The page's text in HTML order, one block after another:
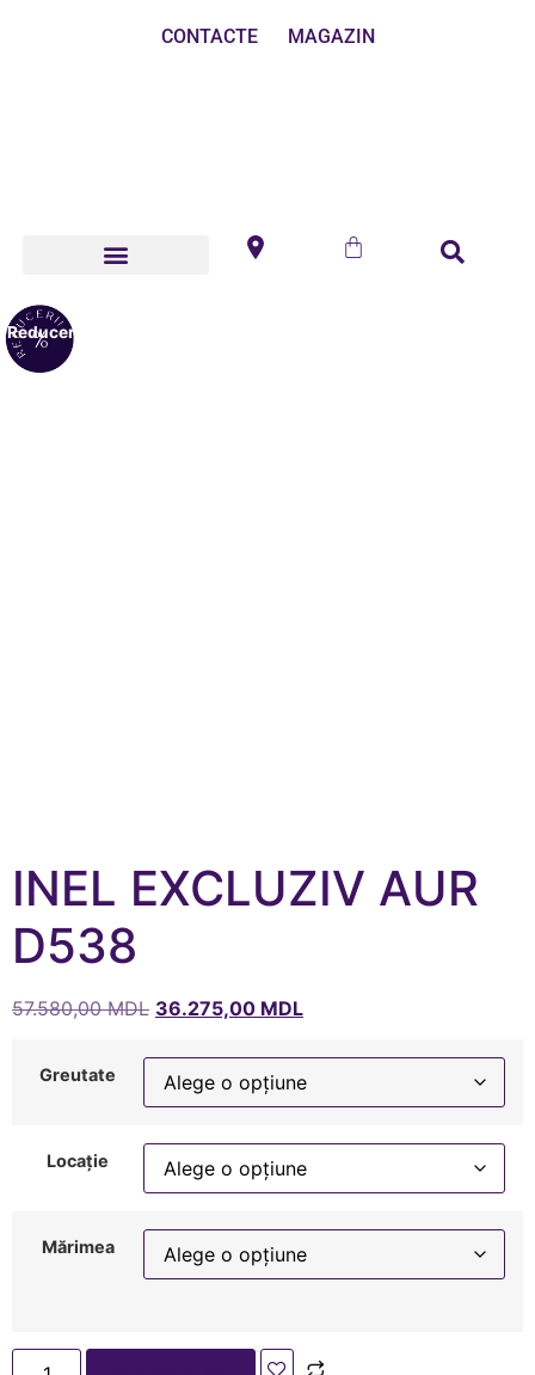
CONTACTE MAGAZIN
Reduceri!
INEL EXCLUZIV AUR
D538
57.580,00MDL 36.275,00 MDL
Greutate
Locație
Mărimea